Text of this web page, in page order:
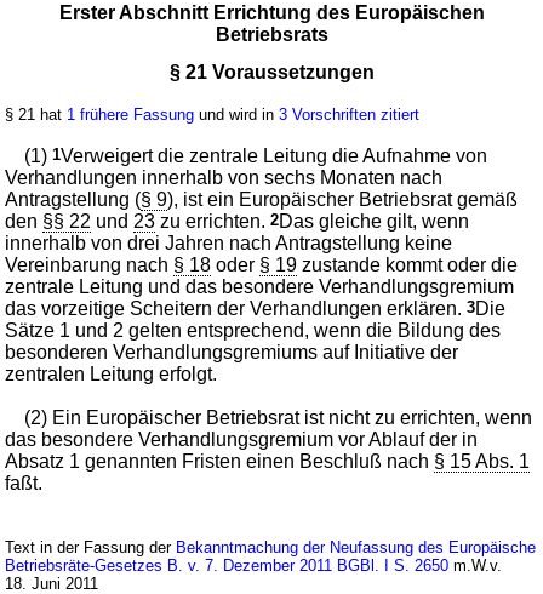
Erster Abschnitt Errichtung des Europäischen
Betriebsrats
§ 21 Voraussetzungen
§ 21 hat 1 frühere Fassung und wird in3 Vorschriften zitiert
(1)1Verweigert die zentrale Leitung die Aufnahme von
Verhandlungen innerhalb von sechs Monaten nach
Antragstellung (§ 9), ist ein Europäischer Betriebsrat gemäß
den §§ 22 und 23 zu errichten.2Das gleiche gilt, wenn
innerhalb von drei Jahren nach Antragstellung keine
Vereinbarung nach § 18 oder § 19 zustande kommt oder die
zentrale Leitung und das besondere Verhandlungsgremium
das vorzeitige Scheitern der Verhandlungen erklären.3Die
Sätze 1 und 2 gelten entsprechend, wenn die Bildung des
besonderen Verhandlungsgremiums auf Initiative der
zentralen Leitung erfolgt.
(2) Ein Europäischer Betriebsrat ist nicht zu errichten, wenn
das besondere Verhandlungsgremium vor Ablauf der in
Absatz 1 genannten Fristen einen Beschluß nach § 15 Abs. 1
faßt.
Text in der Fassung der Bekanntmachung der Neufassung des Europäische
Betriebsräte-Gesetzes B. v. 7. Dezember 2011 BGBl. I S. 2650 m.W.v.
18. Juni 2011